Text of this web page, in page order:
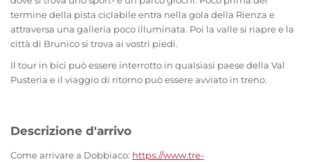
termine della pista ciclabile entra nella gola della Rienza e
attraversa una galleria poco illuminata. Poi la valle si riapre e la
città di Brunico si trova ai vostri piedi.
Il tour in bici può essere interrotto in qualsiasi paese della Val
Pusteria e il viaggio di ritorno può essere avviato in treno.
Descrizione d'arrivo
Come arrivare a Dobbiaco: https://www.tre-